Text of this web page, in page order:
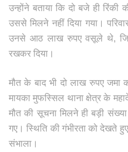
उन्होंने बताया कि दो बजे ही
उससे मिलने नहीं दिया गया।
उनसे आठ लाख रुपए वसूले थे,
रखकर दिया।
मौत के बाद भी दो लाख रुपए जमा
मायका मुफस्सिल थाना क्षेत्र के
मौत की सूचना मिलने ही बड़ी
गए। स्थिति की गंभीरता को देखते
संभाला।